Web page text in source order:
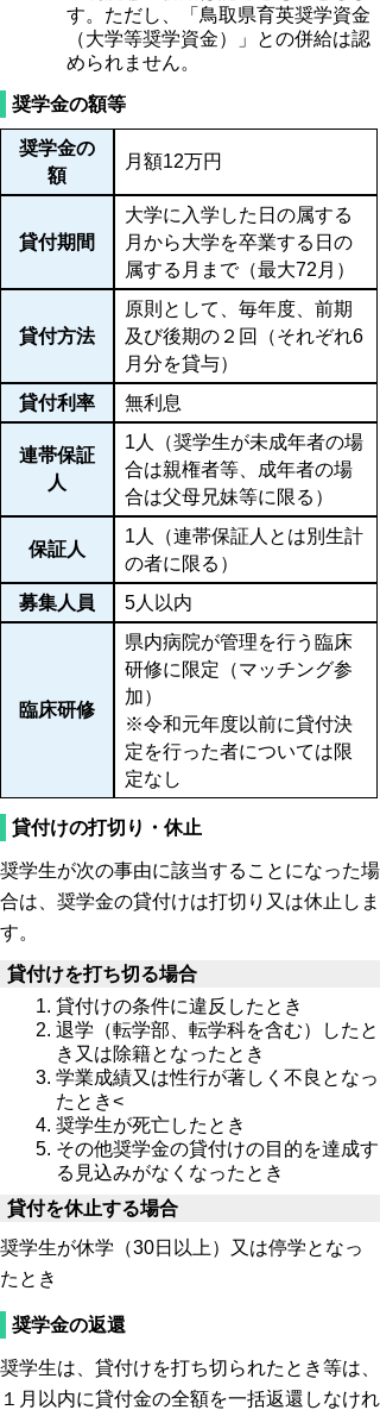
す。ただし、「鳥取県育英奨学資金
（大学等奨学資金）」との併給は認
められません。
奨学金の額等
奨学金の
額
月額12万円
貸付期間
大学に入学した日の属する
月から大学を卒業する日の
属する月まで（最大72月）
貸付方法
原則として、毎年度、前期
及び後期の２回（それぞれ6
月分を貸与）
貸付利率
無利息
連帯保証
人
1人（奨学生が未成年者の場
合は親権者等、成年者の場
合は父母兄妹等に限る）
保証人
1人（連帯保証人とは別生計
の者に限る）
募集人員
5人以内
臨床研修
県内病院が管理を行う臨床
研修に限定（マッチング参
加）
※令和元年度以前に貸付決
定を行った者については限
定なし
貸付けの打切り・休止
奨学生が次の事由に該当することになった場
合は、奨学金の貸付けは打切り又は休止しま
す。
貸付けを打ち切る場合
貸付けの条件に違反したとき
退学（転学部、転学科を含む）したと
き又は除籍となったとき
学業成績又は性行が著しく不良となっ
たとき<
奨学生が死亡したとき
その他奨学金の貸付けの目的を達成す
る見込みがなくなったとき
貸付を休止する場合
奨学生が休学（30日以上）又は停学となっ
たとき
奨学金の返還
奨学生は、貸付けを打ち切られたとき等は、
１月以内に貸付金の全額を一括返還しなけれ